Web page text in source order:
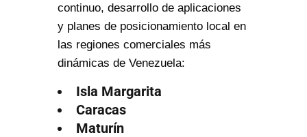
continuo, desarrollo de aplicaciones
y planes de posicionamiento local en
las regiones comerciales más
dinámicas de Venezuela:
Isla Margarita
Caracas
Maturín